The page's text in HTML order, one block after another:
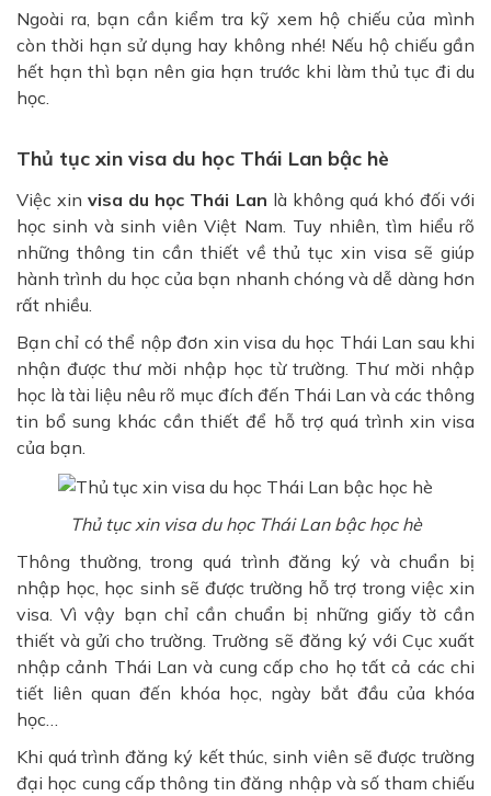
Ngoài ra, bạn cần kiểm tra kỹ xem hộ chiếu của mình
còn thời hạn sử dụng hay không nhé! Nếu hộ chiếu gần
hết hạn thì bạn nên gia hạn trước khi làm thủ tục đi du
học.
Thủ tục xin visa du học Thái Lan bậc hè
Việc xinvisa du học Thái Lan là không quá khó đối với
học sinh và sinh viên Việt Nam. Tuy nhiên, tìm hiểu rõ
những thông tin cần thiết về thủ tục xin visa sẽ giúp
hành trình du học của bạn nhanh chóng và dễ dàng hơn
rất nhiều.
Bạn chỉ có thể nộp đơn xin visa du học Thái Lan sau khi
nhận được thư mời nhập học từ trường. Thư mời nhập
học là tài liệu nêu rõ mục đích đến Thái Lan và các thông
tin bổ sung khác cần thiết để hỗ trợ quá trình xin visa
của bạn.
Thủ tục xin visa du học Thái Lan bậc học hè
Thông thường, trong quá trình đăng ký và chuẩn bị
nhập học, học sinh sẽ được trường hỗ trợ trong việc xin
visa. Vì vậy bạn chỉ cần chuẩn bị những giấy tờ cần
thiết và gửi cho trường. Trường sẽ đăng ký với Cục xuất
nhập cảnh Thái Lan và cung cấp cho họ tất cả các chi
tiết liên quan đến khóa học, ngày bắt đầu của khóa
học…
Khi quá trình đăng ký kết thúc, sinh viên sẽ được trường
đại học cung cấp thông tin đăng nhập và số tham chiếu